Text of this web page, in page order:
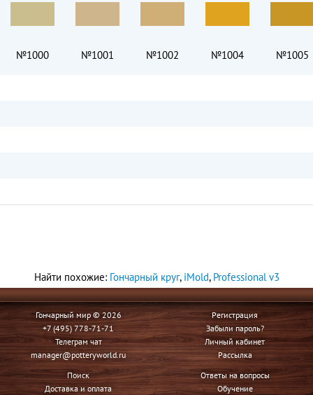
№1000 №1001 №1002 №1004 №1005
Найти похожие: Гончарный круг, iMold, Professional v3
Гончарный мир © 2026
+7 (495) 778-71-71
Телеграм чат
manager@potteryworld.ru
Регистрация
Забыли пароль?
Личный кабинет
Рассылка
Поиск
Доставка и оплата
Ответы на вопросы
Обучение